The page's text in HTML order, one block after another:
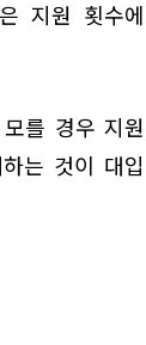
지원 횟수에
를 경우 지원
는 것이 대입